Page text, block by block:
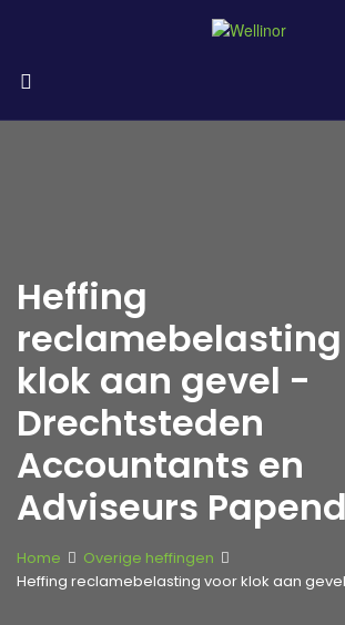
Heffing
klok aan gevel -
Drechtsteden
Accountants en
Adviseurs
Home
Overige heffingen
Heffing reclamebelasting voor klok aan gevel